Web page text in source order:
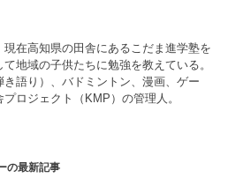
現在高知県の田舎にあるこだま進学塾を
地域の子供たちに勉強を教えている。
き語り）、バドミントン、漫画、ゲー
ロジェクト（KMP）の管理人。
の最新記事